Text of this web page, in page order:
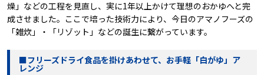
燥」などの工程を見直し、実に1年以上かけて理想のおかゆへと完
成させました。ここで培った技術力により、今日のアマノフーズの
「雑炊」・「リゾット」などの誕生に繋がっています。
■フリーズドライ食品を掛けあわせて、お手軽「白がゆ」ア
レンジ